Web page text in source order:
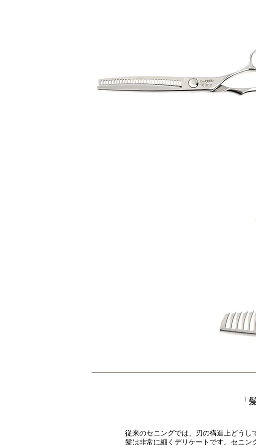
「
従来のセニングでは、刃の構造上どうし
髪は非常に細くデリケートです。セニン